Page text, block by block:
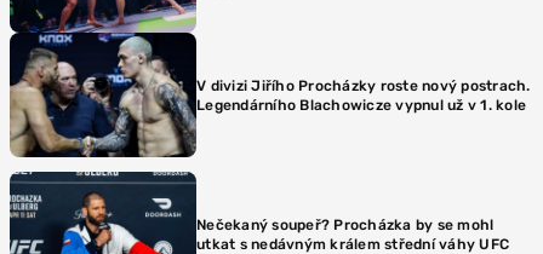
V divizi Jiřího Procházky roste nový postrach.
Legendárního Blachowicze vypnul už v 1. kole
Nečekaný soupeř? Procházka by se mohl
utkat s nedávným králem střední váhy UFC